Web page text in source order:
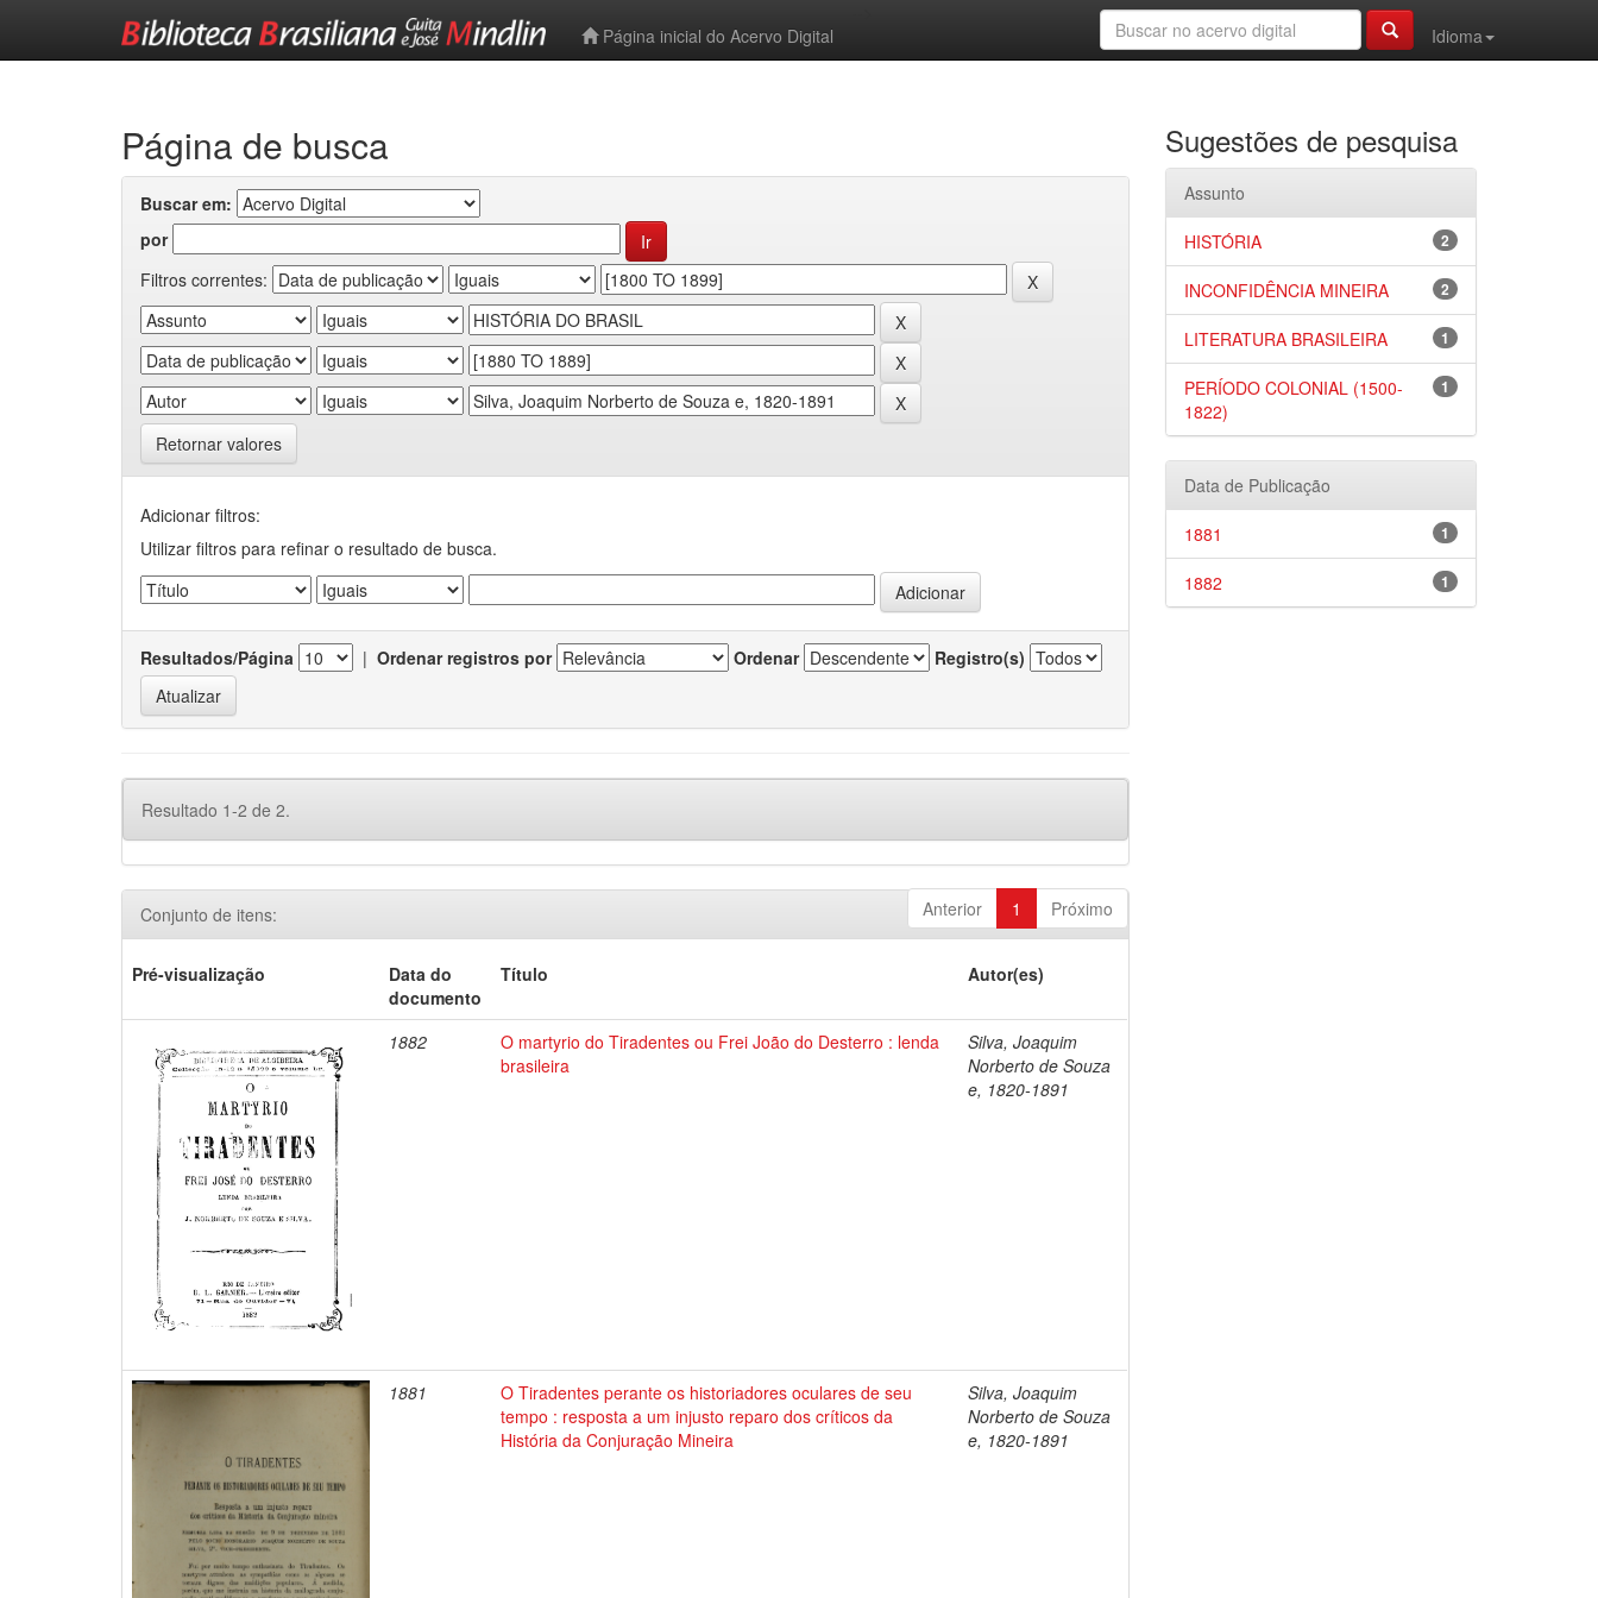
Página inicial do Acervo Digital
Idioma
Página de busca
Buscar em:
por
Filtros correntes:
Retornar valores
Adicionar filtros:
Utilizar filtros para refinar o resultado de busca.
Resultados/Página | Ordenar registros por Ordenar Registro(s)
Resultado 1-2 de 2.
Anterior 1 Próximo
Conjunto de itens:
Pré-visualização
Data do
documento
Título Autor(es)
1882
O martyrio do Tiradentes ou Frei João do Desterro : lenda
brasileira
Silva, Joaquim
Norberto de Souza
e, 1820-1891
1881
O Tiradentes perante os historiadores oculares de seu
tempo : resposta a um injusto reparo dos críticos da
História da Conjuração Mineira
Silva, Joaquim
Norberto de Souza
e, 1820-1891
Sugestões de pesquisa
Assunto
2
HISTÓRIA
2
INCONFIDÊNCIA MINEIRA
1
LITERATURA BRASILEIRA
1
PERÍODO COLONIAL (1500-
1822)
Data de Publicação
1
1881
1
1882